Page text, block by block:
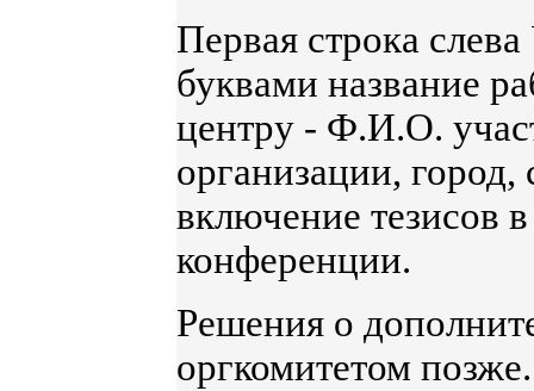
Первая строка
буквами название
центру - Ф.И.О.
организации,
включение тезисов
конференции.
Решения о
оргкомитетом позже.